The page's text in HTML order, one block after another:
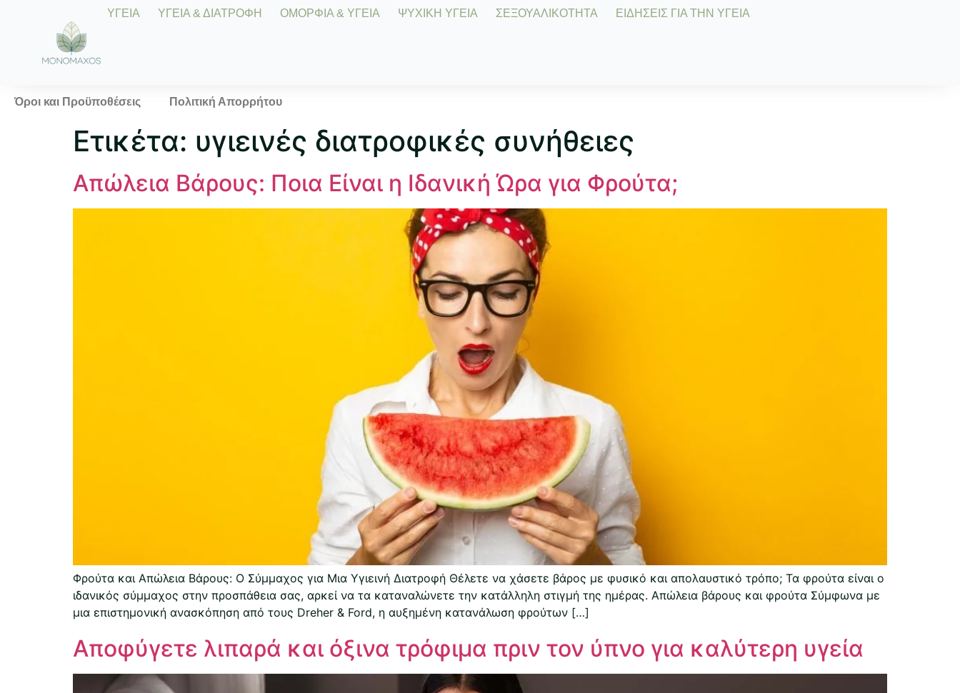
ΥΓΕΙΑ ΥΓΕΙΑ & ΔΙΑΤΡΟΦΗ ΟΜΟΡΦΙΑ & ΥΓΕΙΑ ΨΥΧΙΚΗ ΥΓΕΙΑ ΣΕΞΟΥΑΛΙΚΟΤΗΤΑ ΕΙΔΗΣΕΙΣ ΓΙΑ ΤΗΝ ΥΓΕΙΑ
Όροι και Προϋποθέσεις Πολιτική Απορρήτου
Ετικέτα: υγιεινές διατροφικές συνήθειες
Απώλεια Βάρους: Ποια Είναι η Ιδανική Ώρα για Φρούτα;
Φρούτα και Απώλεια Βάρους: Ο Σύμμαχος για Μια Υγιεινή Διατροφή Θέλετε να χάσετε βάρος με φυσικό και απολαυστικό τρόπο; Τα φρούτα είναι ο
ιδανικός σύμμαχος στην προσπάθεια σας, αρκεί να τα καταναλώνετε την κατάλληλη στιγμή της ημέρας. Απώλεια βάρους και φρούτα Σύμφωνα με
μια επιστημονική ανασκόπηση από τους Dreher & Ford, η αυξημένη κατανάλωση φρούτων […]
Αποφύγετε λιπαρά και όξινα τρόφιμα πριν τον ύπνο για καλύτερη υγεία